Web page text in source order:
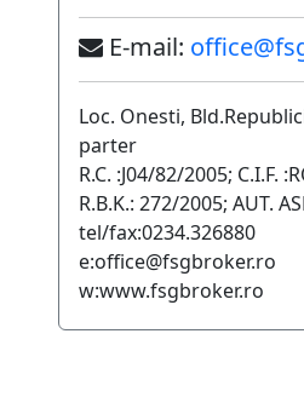
E-mail:
Loc. Onesti,
parter
R.C. :J04/82/2005; C.I.F.
R.B.K.: 272/2005; AUT.
tel/fax:0234.326880
e:office@fsgbroker.ro
w:www.fsgbroker.ro